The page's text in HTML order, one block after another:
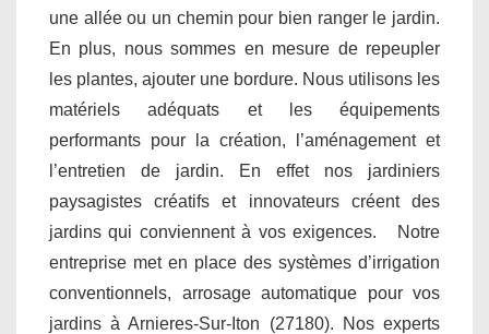
une allée ou un chemin pour bien ranger le jardin.
En plus, nous sommes en mesure de repeupler
les plantes, ajouter une bordure. Nous utilisons les
matériels adéquats et les équipements
performants pour la création, l’aménagement et
l’entretien de jardin. En effet nos jardiniers
paysagistes créatifs et innovateurs créent des
jardins qui conviennent à vos exigences. Notre
entreprise met en place des systèmes d’irrigation
conventionnels, arrosage automatique pour vos
jardins à Arnieres-Sur-Iton (27180). Nos experts